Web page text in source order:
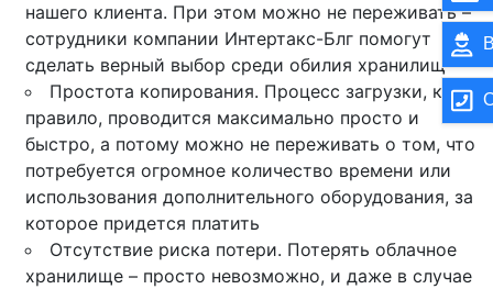
нашего клиента. При этом можно не переживать –
сотрудники компании Интертакс-Блг помогут
сделать верный выбор среди обилия хранилищ
Простота копирования. Процесс загрузки, как
правило, проводится максимально просто и
быстро, а потому можно не переживать о том, что
потребуется огромное количество времени или
использования дополнительного оборудования, за
которое придется платить
Отсутствие риска потери. Потерять облачное
хранилище – просто невозможно, и даже в случае